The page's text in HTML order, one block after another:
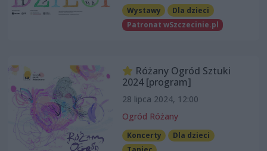
Wystawy
Dla dzieci
Patronat wSzczecinie.pl
Różany Ogród Sztuki
2024 [program]
28 lipca 2024, 12:00
Ogród Różany
Koncerty
Dla dzieci